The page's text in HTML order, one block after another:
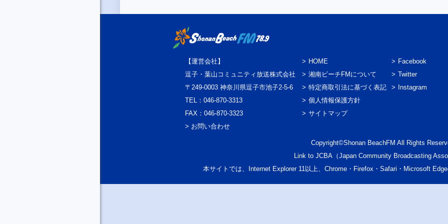
【運営会社】
逗子・葉山コミュニティ放送株式会社
〒249-0003 神奈川県逗子市池子2-5-6
TEL：046-870-3313
FAX：046-870-3323
> お問い合わせ
HOME
湘南ビーチFMについて
特定商取引法に基づく表記
個人情報保護方針
サイトマップ
Facebook
Twitter
Instagram
Copyright©Shonan BeachFM All Rights
Link to JCBA（Japan Community Broadcasting
本サイトでは、Internet Explorer 11以上、Chrome・Firefox・Safari・Microsoft